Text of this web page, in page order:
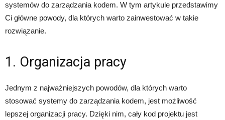
systemów do zarządzania kodem. W tym artykule przedstawimy
Ci główne powody, dla których warto zainwestować w takie
rozwiązanie.
1. Organizacja pracy
Jednym z najważniejszych powodów, dla których warto
stosować systemy do zarządzania kodem, jest możliwość
lepszej organizacji pracy. Dzięki nim, cały kod projektu jest